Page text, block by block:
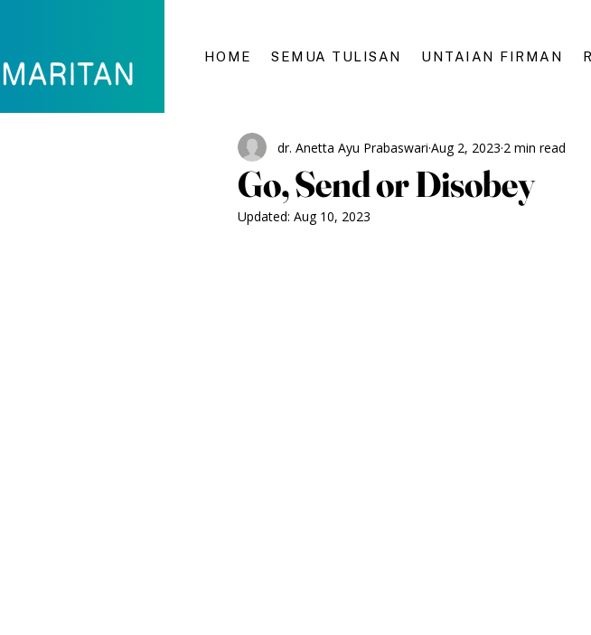
HOME SEMUA TULISAN UNTAIAN FIRMAN
Go, Send or Disobey
dr. Anetta Ayu Prabaswari Aug 2, 2023 2 min read
Updated: Aug 10, 2023